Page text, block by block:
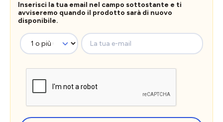
Inserisci la tua email nel campo sottostante e ti
avviseremo quando il prodotto sarà di nuovo
disponibile.
La tua e-mail